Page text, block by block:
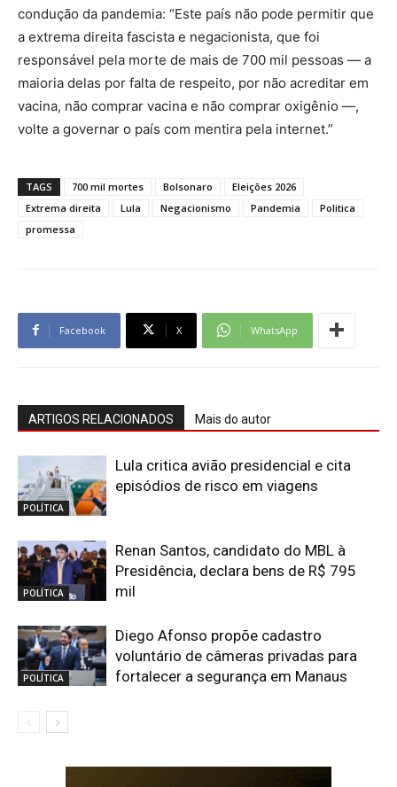
condução da pandemia: “Este país não pode permitir que
a extrema direita fascista e negacionista, que foi
responsável pela morte de mais de 700 mil pessoas — a
maioria delas por falta de respeito, por não acreditar em
vacina, não comprar vacina e não comprar oxigênio —,
volte a governar o país com mentira pela internet.”
TAGS 700 mil mortes Bolsonaro
Eleições 2026
Extrema direita
Lula Negacionismo Pandemia
Politica
promessa
Facebook X WhatsApp
ARTIGOS RELACIONADOS Mais do autor
POLÍTICA
Lula critica avião presidencial e cita
episódios de risco em viagens
POLÍTICA
Renan Santos, candidato do MBL à
Presidência, declara bens de R$ 795
mil
POLÍTICA
Diego Afonso propõe cadastro
voluntário de câmeras privadas para
fortalecer a segurança em Manaus